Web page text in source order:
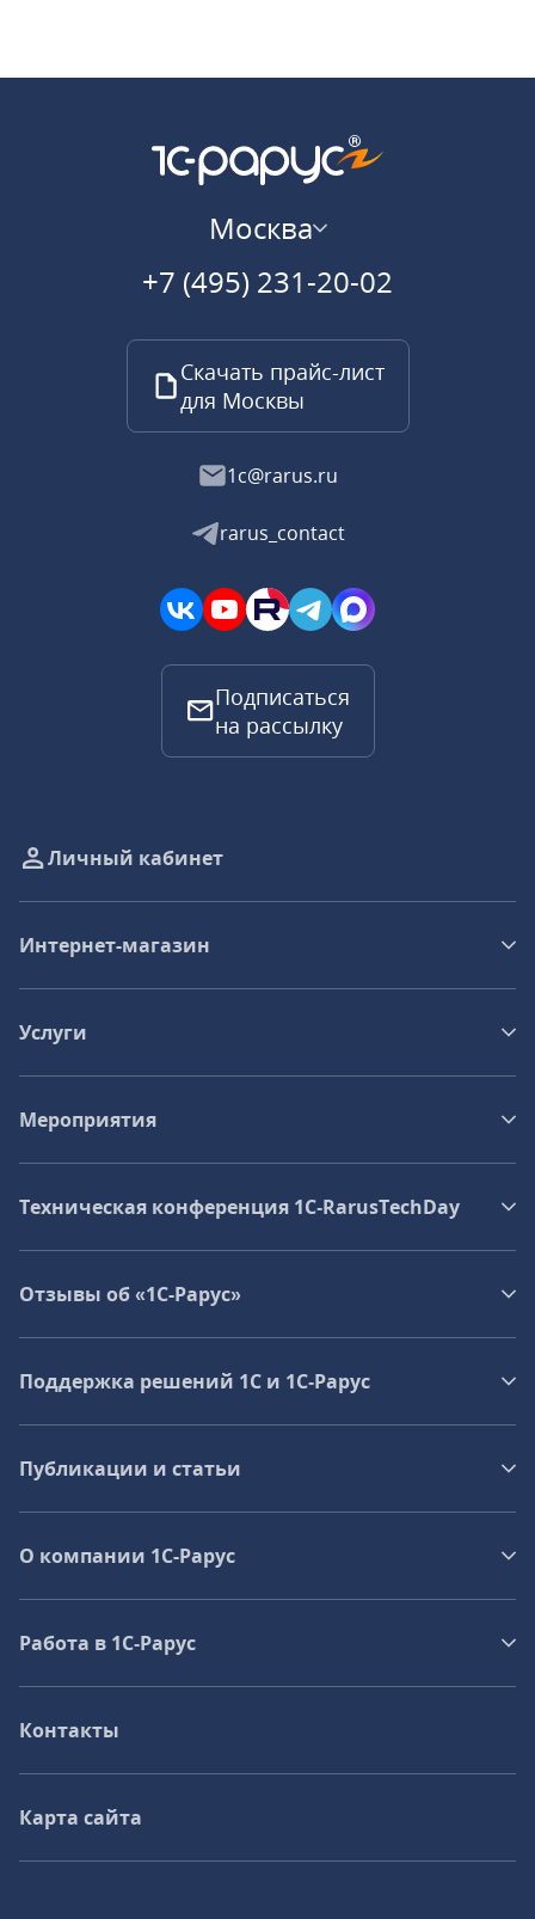
Москва
+7 (495) 231-20-02
Скачать прайс-лист
для Москвы
1c@rarus.ru
rarus_contact
Подписаться
на рассылку
Личный кабинет
Интернет-магазин
Услуги
Мероприятия
Техническая конференция 1C‑RarusTechDay
Отзывы об «1С-Рарус»
Поддержка решений 1С и 1С‑Рарус
Публикации и статьи
О компании 1C-Рарус
Работа в 1С‑Рарус
Контакты
Карта сайта